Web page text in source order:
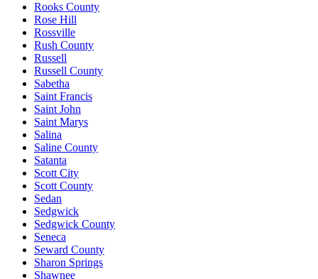
Rooks County
Rose Hill
Rossville
Rush County
Russell
Russell County
Sabetha
Saint Francis
Saint John
Saint Marys
Salina
Saline County
Satanta
Scott City
Scott County
Sedan
Sedgwick
Sedgwick County
Seneca
Seward County
Sharon Springs
Shawnee